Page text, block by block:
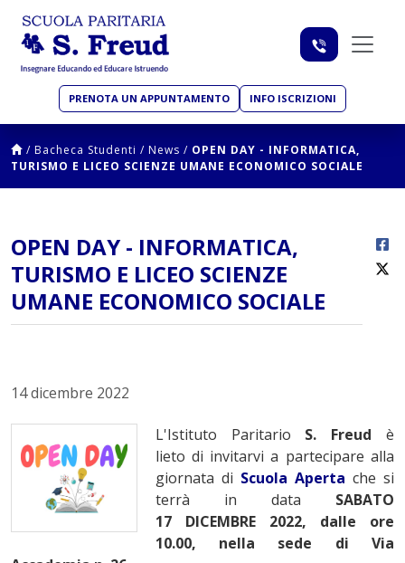
PRENOTA UN APPUNTAMENTO INFO ISCRIZIONI
/ Bacheca Studenti / News / OPEN DAY - INFORMATICA,
TURISMO E LICEO SCIENZE UMANE ECONOMICO SOCIALE
OPEN DAY - INFORMATICA,
TURISMO E LICEO SCIENZE
UMANE ECONOMICO SOCIALE
14 dicembre 2022
L'Istituto Paritario S. Freud è
lieto di invitarvi a partecipare alla
giornata di Scuola Aperta che si
terrà in data SABATO
17 DICEMBRE 2022, dalle ore
10.00, nella sede di Via